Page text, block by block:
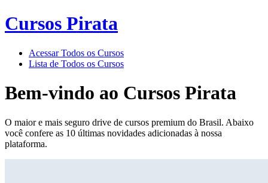
Cursos Pirata
Acessar Todos os Cursos
Lista de Todos os Cursos
Bem-vindo ao Cursos Pirata
O maior e mais seguro drive de cursos premium do Brasil. Abaixo
você confere as 10 últimas novidades adicionadas à nossa
plataforma.